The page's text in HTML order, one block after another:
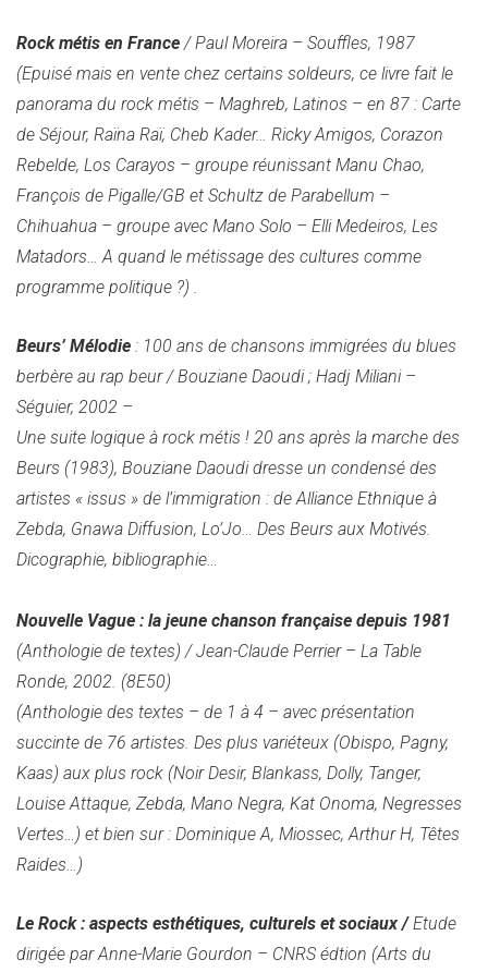
Rock métis en France / Paul Moreira – Souffles, 1987
(Epuisé mais en vente chez certains soldeurs, ce livre fait le
panorama du rock métis – Maghreb, Latinos – en 87 : Carte
de Séjour, Raïna Raï, Cheb Kader… Ricky Amigos, Corazon
Rebelde, Los Carayos – groupe réunissant Manu Chao,
François de Pigalle/GB et Schultz de Parabellum –
Chihuahua – groupe avec Mano Solo – Elli Medeiros, Les
Matadors… A quand le métissage des cultures comme
programme politique ?) .
Beurs’ Mélodie : 100 ans de chansons immigrées du blues
berbère au rap beur / Bouziane Daoudi ; Hadj Miliani –
Séguier, 2002 –
Une suite logique à rock métis ! 20 ans après la marche des
Beurs (1983), Bouziane Daoudi dresse un condensé des
artistes « issus » de l’immigration : de Alliance Ethnique à
Zebda, Gnawa Diffusion, Lo’Jo… Des Beurs aux Motivés.
Dicographie, bibliographie…
Nouvelle Vague : la jeune chanson française depuis 1981
(Anthologie de textes) / Jean-Claude Perrier – La Table
Ronde, 2002. (8E50)
(Anthologie des textes – de 1 à 4 – avec présentation
succinte de 76 artistes. Des plus variéteux (Obispo, Pagny,
Kaas) aux plus rock (Noir Desir, Blankass, Dolly, Tanger,
Louise Attaque, Zebda, Mano Negra, Kat Onoma, Negresses
Vertes…) et bien sur : Dominique A, Miossec, Arthur H, Têtes
Raides…)
Le Rock : aspects esthétiques, culturels et sociaux /Etude
dirigée par Anne-Marie Gourdon – CNRS édtion (Arts du